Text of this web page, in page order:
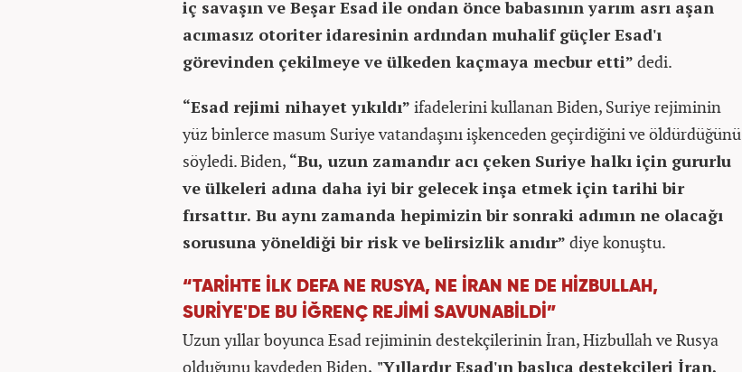
iç savaşın ve Beşar Esad ile ondan önce babasının yarım asrı aşan
acımasız otoriter idaresinin ardından muhalif güçler Esad'ı
görevinden çekilmeye ve ülkeden kaçmaya mecbur etti” dedi.
“Esad rejimi nihayet yıkıldı” ifadelerini kullanan Biden, Suriye rejiminin
yüz binlerce masum Suriye vatandaşını işkenceden geçirdiğini ve öldürdüğünü
söyledi. Biden, “Bu, uzun zamandır acı çeken Suriye halkı için gururlu
ve ülkeleri adına daha iyi bir gelecek inşa etmek için tarihi bir
fırsattır. Bu aynı zamanda hepimizin bir sonraki adımın ne olacağı
sorusuna yöneldiği bir risk ve belirsizlik anıdır” diye konuştu.
“TARİHTE İLK DEFA NE RUSYA, NE İRAN NE DE HİZBULLAH,
SURİYE'DE BU İĞRENÇ REJİMİ SAVUNABİLDİ”
Uzun yıllar boyunca Esad rejiminin destekçilerinin İran, Hizbullah ve Rusya
olduğunu kaydeden Biden, "Yıllardır Esad'ın başlıca destekçileri İran,